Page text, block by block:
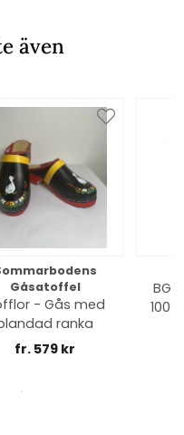
även
Gåsatoffel
- Gås med
ranka
fr. 579 kr